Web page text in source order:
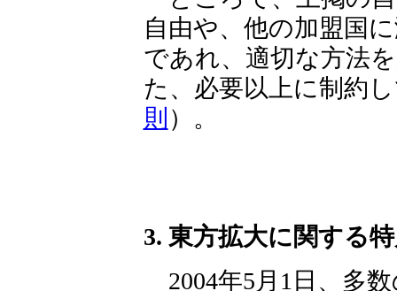
自由や、他の加盟国
であれ、適切な方法
た、必要以上に制約
則 ）。
3. 東方拡大に関する
2004年5月1日、多